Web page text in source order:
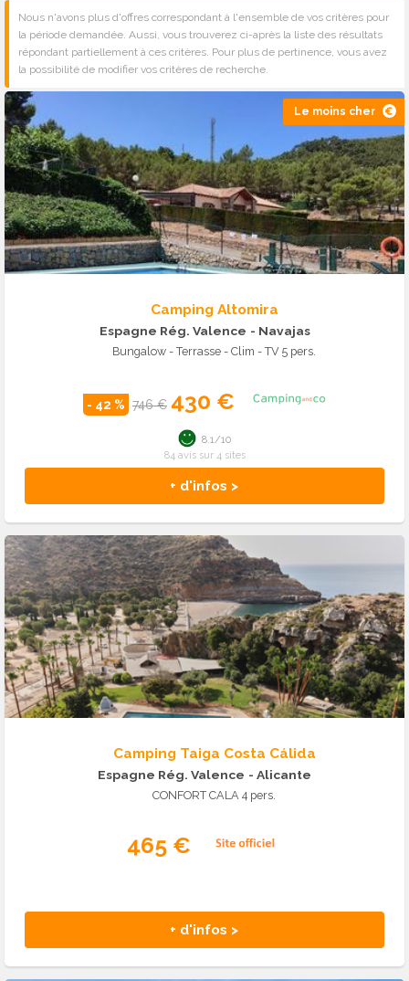
Nous n'avons plus d'offres correspondant à l'ensemble de vos critères pour
la période demandée. Aussi, vous trouverez ci-après la liste des résultats
répondant partiellement à ces critères. Pour plus de pertinence, vous avez
la possibilité de modifier vos critères de recherche.
Le moins cher
Camping Altomira
Espagne Rég. Valence - Navajas
Bungalow - Terrasse - Clim - TV 5 pers.
- 42 % 746 € 430 €
+ d'infos >
8.1/10
84 avis sur 4 sites
Camping Taiga Costa Cálida
Espagne Rég. Valence - Alicante
CONFORT CALA 4 pers.
465 €
+ d'infos >